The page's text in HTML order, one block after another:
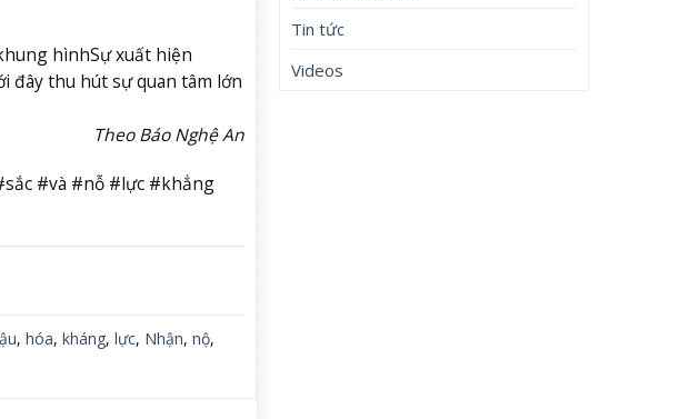
hìnhSự xuất hiện
đây thu hút sự quan tâm lớn
Theo Báo Nghệ An
#và #nỗ #lực #khẳng
, hóa, kháng, lực, Nhận, nộ,
Tin tức
Videos